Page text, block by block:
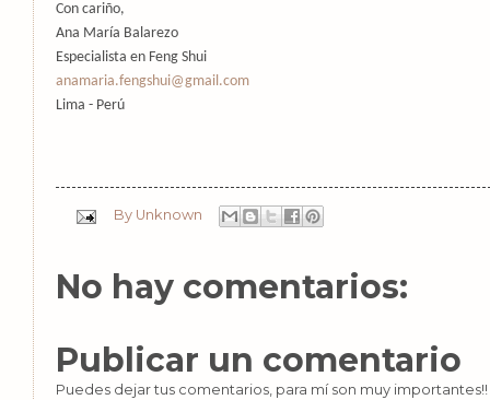
Con cariño,
Ana María Balarezo
Especialista en Feng Shui
anamaria.fengshui@gmail.com
Lima - Perú
By Unknown
No hay comentarios:
Publicar un comentario
Puedes dejar tus comentarios, para mí son muy